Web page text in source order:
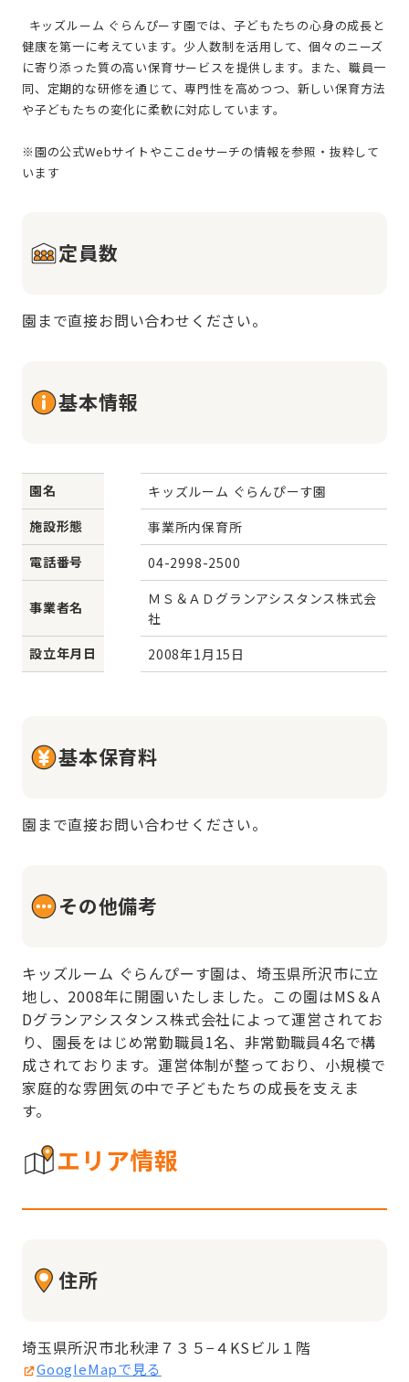
健康を第一に考えています。少人数制を活用して、個々のニーズ
に寄り添った質の高い保育サービスを提供します。また、職員一
同、定期的な研修を通じて、専門性を高めつつ、新しい保育方法
や子どもたちの変化に柔軟に対応しています。
※園の公式Webサイトやここdeサーチの情報を参照・抜粋して
定員数
園まで直接お問い合わせください。
基本情報
園名
キッズルーム ぐらんぴーす園
施設形態
事業所内保育所
電話番号
04-2998-2500
事業者名
ＭＳ＆ＡＤグランアシスタンス株式会
社
設立年月日
2008年1月15日
基本保育料
園まで直接お問い合わせください。
その他備考
キッズルーム ぐらんぴーす園は、埼玉県所沢市に立
地し、2008年に開園いたしました。この園はMS＆A
Dグランアシスタンス株式会社によって運営されてお
り、園長をはじめ常勤職員1名、非常勤職員4名で構
成されております。運営体制が整っており、小規模で
家庭的な雰囲気の中で子どもたちの成長を支えま
す。
エリア情報
住所
埼玉県所沢市北秋津７３５−４KSビル１階
GoogleMapで見る